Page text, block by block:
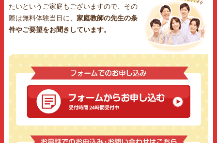
たいというご家庭もございますので、その
際は無料体験当日に、 家庭教師の先生の条
件やご要望をお聞きしています。